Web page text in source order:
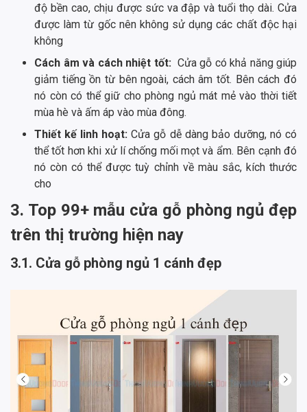
độ bền cao, chịu được sức va đập và tuổi thọ dài. Cửa
được làm từ gốc nên không sử dụng các chất độc hại
không
Cách âm và cách nhiệt tốt: Cửa gỗ có khả năng giúp
giảm tiếng ồn từ bên ngoài, cách âm tốt. Bên cách đó
nó còn có thể giữ cho phòng ngủ mát mẻ vào thời tiết
mùa hè và ấm áp vào mùa đông.
Thiết kế linh hoạt:Cửa gỗ dễ dàng bảo dưỡng, nó có
thể tốt hơn khi xử lí chống mối mọt và ẩm. Bên cạnh đó
nó còn có thể được tuỳ chỉnh về màu sắc, kích thước
cho
3. Top 99+ mẫu cửa gỗ phòng ngủ đẹp
trên thị trường hiện nay
3.1. Cửa gỗ phòng ngủ 1 cánh đẹp